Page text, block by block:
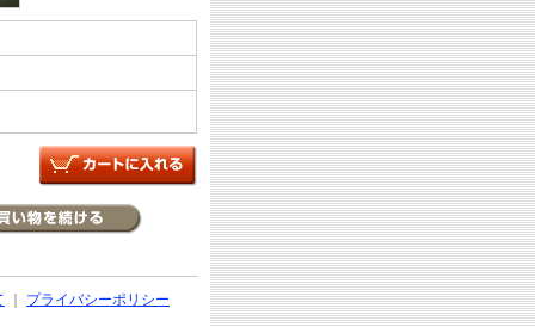
プライバシーポリシー